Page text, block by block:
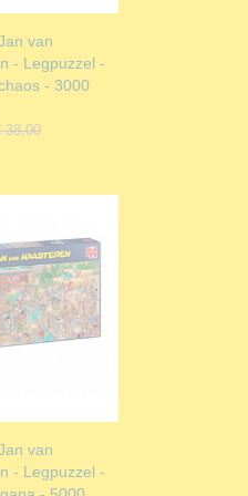
van
- Legpuzzel -
- 3000
38,00
van
- Legpuzzel -